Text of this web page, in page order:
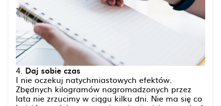
4. Daj sobie czas
I nie oczekuj natychmiastowych efektów.
Zbędnych kilogramów nagromadzonych przez
lata nie zrzucimy w ciągu kilku dni. Nie ma się co